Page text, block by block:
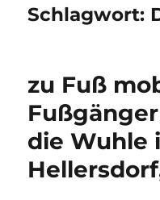
Schlagwort:
zu Fuß
die Wuhle